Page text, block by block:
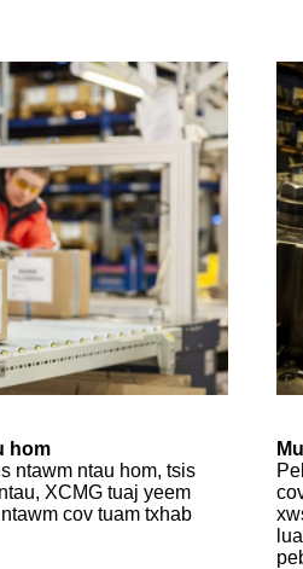
hom
ntawm ntau hom, tsis
XCMG tuaj yeem
cov tuam txhab